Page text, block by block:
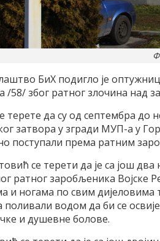
БиХ подигло је
/58/ због ратног злочина над
терете да су од септембра до
затвора у згради МУП-а у
поступали према ратним
се терети да је са још
ратног заробљеника Војске
и ногама по свим дијеловима
поливали водом да би се
и душевне болове.